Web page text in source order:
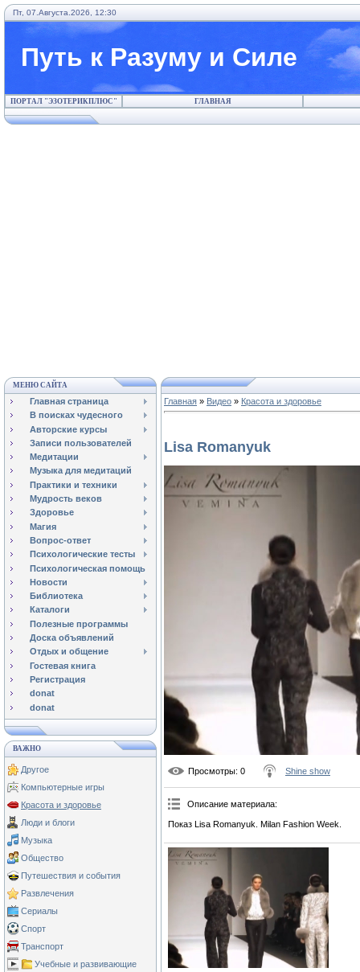
Пт, 07.Августа.2026, 12:30
Путь к Разуму и Силе
ПОРТАЛ "ЭЗОТЕРИКПЛЮС" ГЛАВНАЯ
МЕНЮ САЙТА
Главная страница
В поисках чудесного
Авторские курсы
Записи пользователей
Медитации
Музыка для медитаций
Практики и техники
Мудрость веков
Здоровье
Магия
Вопрос-ответ
Психологические тесты
Психологическая помощь
Новости
Библиотека
Каталоги
Полезные программы
Доска объявлений
Отдых и общение
Гостевая книга
Регистрация
donat
donat
ВАЖНО
Другое
Компьютерные игры
Красота и здоровье
Люди и блоги
Музыка
Общество
Путешествия и события
Развлечения
Сериалы
Спорт
Транспорт
Учебные и развивающие
Главная » Видео » Красота и здоровье
Lisa Romanyuk
Просмотры: 0 Shine show
Описание материала:
Показ Lisa Romanyuk. Milan Fashion Week.